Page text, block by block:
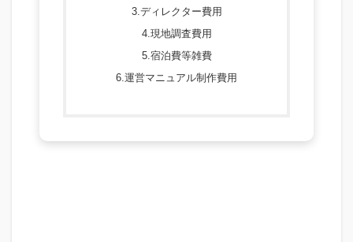
3.ディレクター費用
4.現地調査費用
5.宿泊費等雑費
6.運営マニュアル制作費用